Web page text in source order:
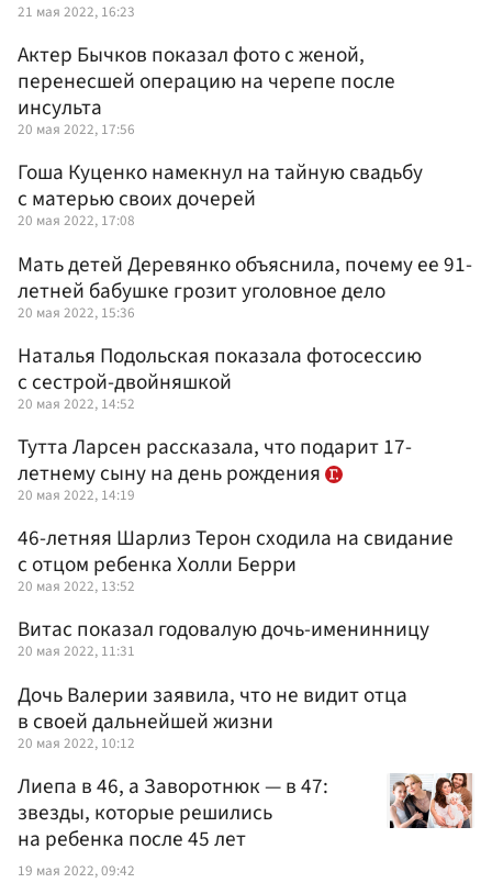
21 мая 2022, 16:23
Актер Бычков показал фото с женой,
перенесшей операцию на черепе после
инсульта
20 мая 2022, 17:56
Гоша Куценко намекнул на тайную свадьбу
с матерью своих дочерей
20 мая 2022, 17:08
Мать детей Деревянко объяснила, почему ее 91-
летней бабушке грозит уголовное дело
20 мая 2022, 15:36
Наталья Подольская показала фотосессию
с сестрой-двойняшкой
20 мая 2022, 14:52
Тутта Ларсен рассказала, что подарит 17-
летнему сыну на день рождения
20 мая 2022, 14:19
46-летняя Шарлиз Терон сходила на свидание
с отцом ребенка Холли Берри
20 мая 2022, 13:52
Витас показал годовалую дочь-именинницу
20 мая 2022, 11:31
Дочь Валерии заявила, что не видит отца
в своей дальнейшей жизни
20 мая 2022, 10:12
Лиепа в 46, а Заворотнюк — в 47:
звезды, которые решились
на ребенка после 45 лет
19 мая 2022, 09:42